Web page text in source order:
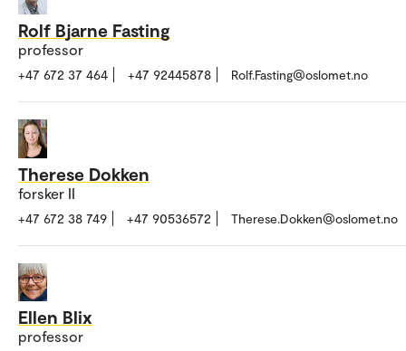
Rolf Bjarne Fasting
professor
+47 672 37 464 +47 92445878 Rolf.Fasting@oslomet.no
Therese Dokken
forsker II
+47 672 38 749 +47 90536572 Therese.Dokken@oslomet.no
Ellen Blix
professor